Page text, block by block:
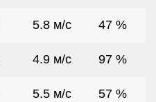
5.8 м/с 47 %
4.9 м/с 97 %
5.5 м/с 57 %